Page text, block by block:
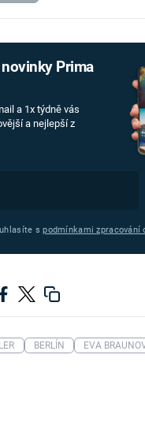
Prima
a 1x týdně vás
a nejlepší z
spodmínkami zpracování
BERLÍN EVA